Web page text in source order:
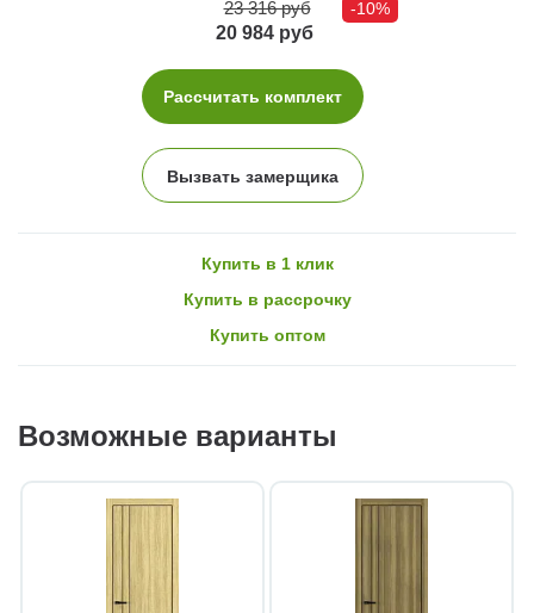
23 316 руб -10%
20 984 руб
Рассчитать комплект
Вызвать замерщика
Купить в 1 клик
Купить в рассрочку
Купить оптом
Возможные варианты